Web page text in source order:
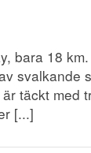
bara 18
svalkande
täckt med
[...]